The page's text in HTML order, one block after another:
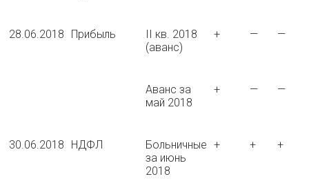
28.06.2018 Прибыль
II кв. 2018
(аванс)
+ — —
Аванс за
май 2018
+ — —
30.06.2018 НДФЛ
Больничные
за июнь
2018
+ + +